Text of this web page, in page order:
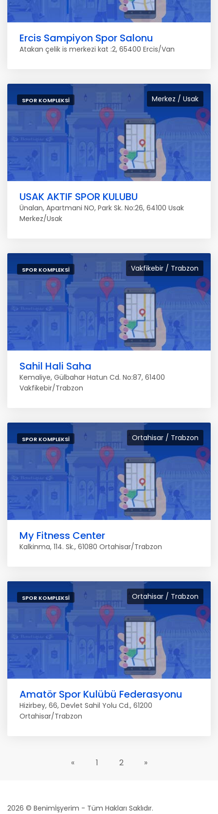
Ercis Sampiyon Spor Salonu
Atakan çelik is merkezi kat :2, 65400 Ercis/Van
Merkez / Usak
SPOR KOMPLEKSI
USAK AKTIF SPOR KULUBU
Ünalan, Apartmani NO, Park Sk. No:26, 64100 Usak
Merkez/Usak
Vakfikebir / Trabzon
SPOR KOMPLEKSI
Sahil Hali Saha
Kemaliye, Gülbahar Hatun Cd. No:87, 61400
Vakfikebir/Trabzon
Ortahisar / Trabzon
SPOR KOMPLEKSI
My Fitness Center
Kalkinma, 114. Sk., 61080 Ortahisar/Trabzon
Ortahisar / Trabzon
SPOR KOMPLEKSI
Amatör Spor Kulübü Federasyonu
Hizirbey, 66, Devlet Sahil Yolu Cd., 61200
Ortahisar/Trabzon
« 1 2 »
2026 © Benimİşyerim - Tüm Hakları Saklıdır.